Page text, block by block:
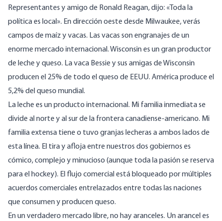
Representantes y amigo de Ronald Reagan, dijo: «Toda la
política es local». En dirección oeste desde Milwaukee, verás
campos de maíz y vacas. Las vacas son engranajes de un
enorme mercado internacional. Wisconsin es un gran productor
de leche y queso. La vaca Bessie y sus amigas de Wisconsin
producen el 25% de todo el queso de EEUU. América produce el
5,2% del queso mundial.
La leche es un producto internacional. Mi familia inmediata se
divide al norte y al sur de la frontera canadiense-americano. Mi
familia extensa tiene o tuvo granjas lecheras a ambos lados de
esta línea. El tira y afloja entre nuestros dos gobiernos es
cómico, complejo y minucioso (aunque toda la pasión se reserva
para el hockey). El flujo comercial está bloqueado por múltiples
acuerdos comerciales entrelazados entre todas las naciones
que consumen y producen queso.
En un verdadero mercado libre, no hay aranceles. Un arancel es